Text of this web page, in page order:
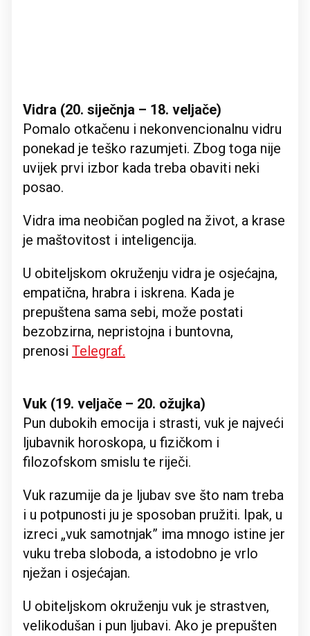
Vidra (20. siječnja – 18. veljače)
Pomalo otkačenu i nekonvencionalnu vidru
ponekad je teško razumjeti. Zbog toga nije
uvijek prvi izbor kada treba obaviti neki
posao.
Vidra ima neobičan pogled na život, a krase
je maštovitost i inteligencija.
U obiteljskom okruženju vidra je osjećajna,
empatična, hrabra i iskrena. Kada je
prepuštena sama sebi, može postati
bezobzirna, nepristojna i buntovna,
prenosi Telegraf.
Vuk (19. veljače – 20. ožujka)
Pun dubokih emocija i strasti, vuk je najveći
ljubavnik horoskopa, u fizičkom i
filozofskom smislu te riječi.
Vuk razumije da je ljubav sve što nam treba
i u potpunosti ju je sposoban pružiti. Ipak, u
izreci „vuk samotnjak” ima mnogo istine jer
vuku treba sloboda, a istodobno je vrlo
nježan i osjećajan.
U obiteljskom okruženju vuk je strastven,
velikodušan i pun ljubavi. Ako je prepušten